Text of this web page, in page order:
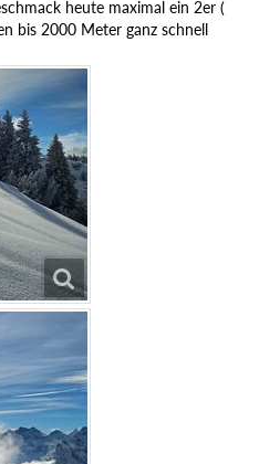
heute maximal ein 2er (
bis 2000 Meter ganz schnell